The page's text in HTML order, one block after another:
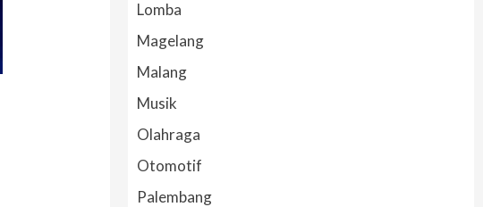
Lomba
Magelang
Malang
Musik
Olahraga
Otomotif
Palembang